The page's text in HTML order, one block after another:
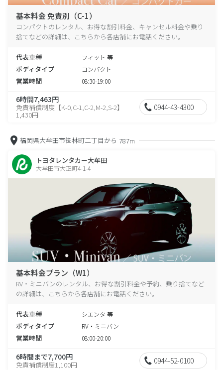
基本料金 免責別（C-1）
コンパクトのレンタル、お得な割引料金、キャンセル料金や乗り
捨てなどの詳細は、こちらから各店舗にお電話ください。
代表車種 フィット 等
ボディタイプ コンパクト
営業時間 08:30-19:00
6時間7,463円
免責補償制度【K-0,C-1,C-2,M-2,S-2】
1,430円
0944-43-4300
福岡県大牟田市笹林町二丁目から 787m
トヨタレンタカー大牟田
大牟田市大正町4-1-4
基本料金プラン（W1）
RV・ミニバンのレンタル、お得な割引料金や予約、乗り捨てなど
の詳細は、こちらから各店舗にお電話ください。
代表車種 シエンタ 等
ボディタイプ RV・ミニバン
営業時間 08:00-20:00
6時間まで7,700円
免責補償制度1,100円 0944-52-0100